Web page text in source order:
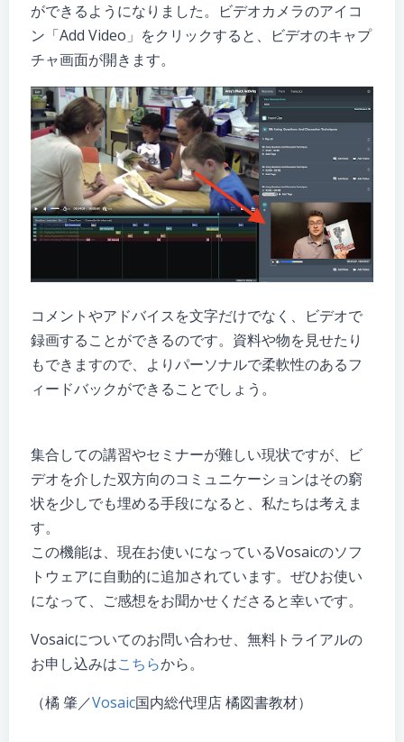
ができるようになりました。ビデオカメラのアイコ
ン「Add Video」をクリックすると、ビデオのキャプ
チャ画面が開きます。
コメントやアドバイスを文字だけでなく、ビデオで
録画することができるのです。資料や物を見せたり
もできますので、よりパーソナルで柔軟性のあるフ
ィードバックができることでしょう。
集合しての講習やセミナーが難しい現状ですが、ビ
デオを介した双方向のコミュニケーションはその窮
状を少しでも埋める手段になると、私たちは考えま
す。
この機能は、現在お使いになっているVosaicのソフ
トウェアに自動的に追加されています。ぜひお使い
になって、ご感想をお聞かせくださると幸いです。
Vosaicについてのお問い合わせ、無料トライアルの
お申し込みはこちらから。
（橘 肇／Vosaic国内総代理店 橘図書教材）